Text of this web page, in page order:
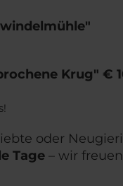
Krug" €
oder
Tage – wir